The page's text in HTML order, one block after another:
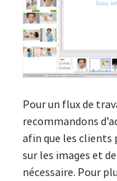
Pour un flux de
recommandons
afin que les clients
sur les images et
nécessaire. Pour